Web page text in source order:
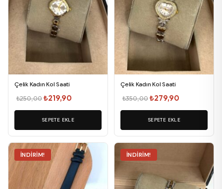
Çelik Kadın Kol Saati
₺250,00Orijinal
fiyat:
₺250,00.
₺219,90
andaki
fiyat:
₺219,90.
SEPETE EKLE
Çelik Kadın Kol Saati
₺350,00Orijinal
fiyat:
₺350,00.
₺279,90
andaki
fiyat:
₺279,90.
SEPETE EKLE
İNDIRIM! İNDIRIM!